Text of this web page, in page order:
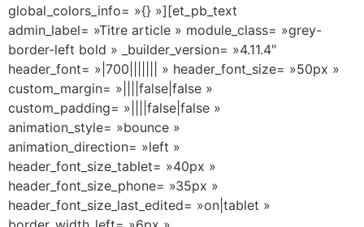
global_colors_info= »{} »][et_pb_text
admin_label= »Titre article » module_class= »grey-
border-left bold » _builder_version= »4.11.4″
header_font= »|700||||||| » header_font_size= »50px »
custom_margin= »||||false|false »
custom_padding= »||||false|false »
animation_style= »bounce »
animation_direction= »left »
header_font_size_tablet= »40px »
header_font_size_phone= »35px »
header_font_size_last_edited= »on|tablet »